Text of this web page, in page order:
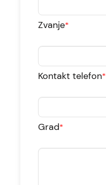
Zvanje*
Kontakt telefon*
Grad*